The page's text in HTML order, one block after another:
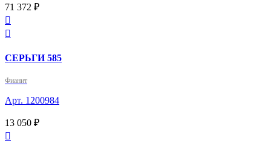
71 372 ₽


СЕРЬГИ 585
Фианит
Арт. 1200984
13 050 ₽
